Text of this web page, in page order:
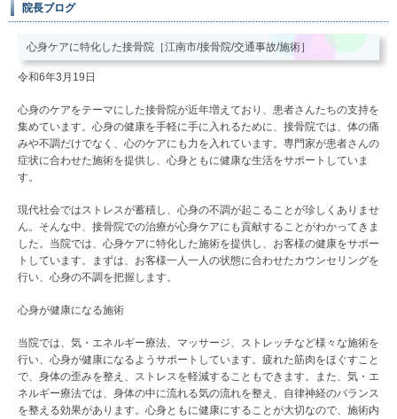
院長ブログ
心身ケアに特化した接骨院［江南市/接骨院/交通事故/施術］
令和6年3月19日
心身のケアをテーマにした接骨院が近年増えており、患者さんたちの支持を
集めています。心身の健康を手軽に手に入れるために、接骨院では、体の痛
みや不調だけでなく、心のケアにも力を入れています。専門家が患者さんの
症状に合わせた施術を提供し、心身ともに健康な生活をサポートしていま
す。
現代社会ではストレスが蓄積し、心身の不調が起こることが珍しくありませ
ん。そんな中、接骨院での治療が心身ケアにも貢献することがわかってきま
した。当院では、心身ケアに特化した施術を提供し、お客様の健康をサポー
トしています。まずは、お客様一人一人の状態に合わせたカウンセリングを
行い、心身の不調を把握します。
心身が健康になる施術
当院では、気・エネルギー療法、マッサージ、ストレッチなど様々な施術を
行い、心身が健康になるようサポートしています。疲れた筋肉をほぐすこと
で、身体の歪みを整え、ストレスを軽減することもできます。また、気・エ
ネルギー療法では、身体の中に流れる気の流れを整え、自律神経のバランス
を整える効果があります。心身ともに健康にすることが大切なので、施術内